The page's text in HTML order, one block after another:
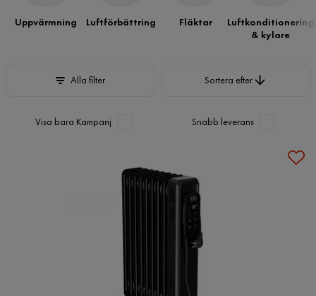
Uppvärmning Luftförbättring Fläktar
Luftkonditionering
& kylare
Alla filter Sortera efter
Visa bara Kampanj Snabb leverans